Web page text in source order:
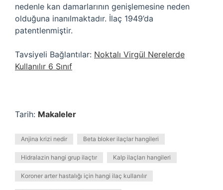
nedenle kan damarlarının genişlemesine neden
olduğuna inanılmaktadır. İlaç 1949’da
patentlenmiştir.
Tavsiyeli Bağlantılar: Noktalı Virgül Nerelerde
Kullanılır 6 Sınıf
Tarih: Makaleler
Anjina krizi nedir Beta bloker ilaçlar hangileri
Hidralazin hangi grup ilaçtır Kalp ilaçları hangileri
Koroner arter hastalığı için hangi ilaç kullanılır